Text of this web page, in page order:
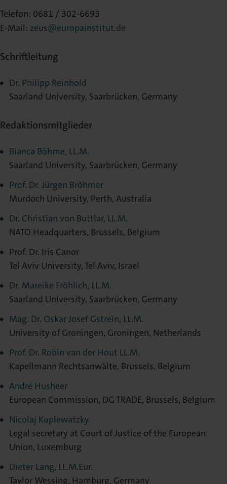
Telefon: 0681 / 302-6693
E-Mail: zeus@europainstitut.de
Schriftleitung
Dr. Philipp Reinhold
Saarland University, Saarbrücken, Germany
Redaktionsmitglieder
Bianca Böhme, LL.M.
Saarland University, Saarbrücken, Germany
Prof. Dr. Jürgen Bröhmer
Murdoch University, Perth, Australia
Dr. Christian von Buttlar, LL.M.
NATO Headquarters, Brussels, Belgium
Prof. Dr. Iris Canor
Tel Aviv University, Tel Aviv, Israel
Dr. Mareike Fröhlich, LL.M.
Saarland University, Saarbrücken, Germany
Mag. Dr. Oskar Josef Gstrein, LL.M.
University of Groningen, Groningen, Netherlands
Prof. Dr. Robin van der Hout LL.M.
Kapellmann Rechtsanwälte, Brussels, Belgium
André Husheer
European Commission, DG TRADE, Brussels, Belgium
Nicolaj Kuplewatzky
Legal secretary at Court of Justice of the European
Union, Luxemburg
Dieter Lang, LL.M.Eur.
Taylor Wessing, Hamburg, Germany